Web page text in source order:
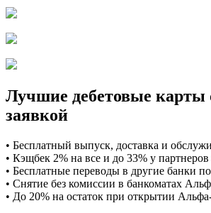
Лучшие дебетовые карты
заявкой
• Бесплатный выпуск, доставка и
• Кэщбек 2% на все и до 33% у партнеров
• Бесплатные переводы в другие банки
• Снятие без комиссии в банкоматах
• До 20% на остаток при открытии